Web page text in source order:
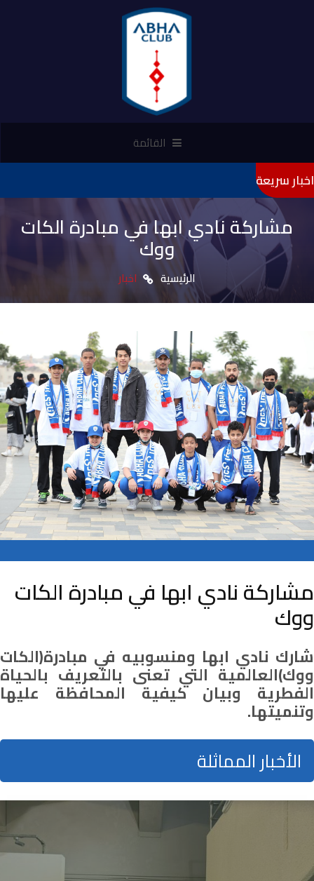
القائمة
اخبار سريعة
مشاركة نادي ابها في مبادرة الكات
ووك
الرئيسية اخبار
مشاركة نادي ابها في مبادرة الكات
ووك
شارك نادي ابها ومنسوبيه في مبادرة(الكات
ووك)العالمية التي تعنى بالتعريف بالحياة
الفطرية وبيان كيفية المحافظة عليها
وتنميتها.
الأخبار المماثلة